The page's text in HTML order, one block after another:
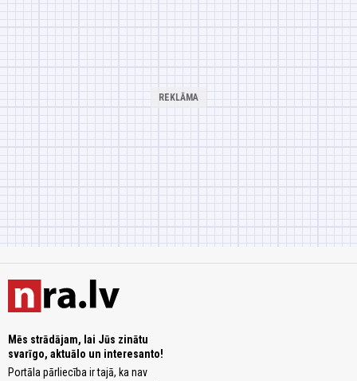
Mēs strādājam, lai Jūs zinātu
svarīgo, aktuālo un interesanto!
Portāla pārliecība ir tajā, ka nav